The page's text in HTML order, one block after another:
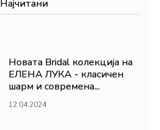
Најчитани
Новата Bridal колекција на
ЕЛЕНА ЛУКА - класичен
шарм и современа...
12.04.2024